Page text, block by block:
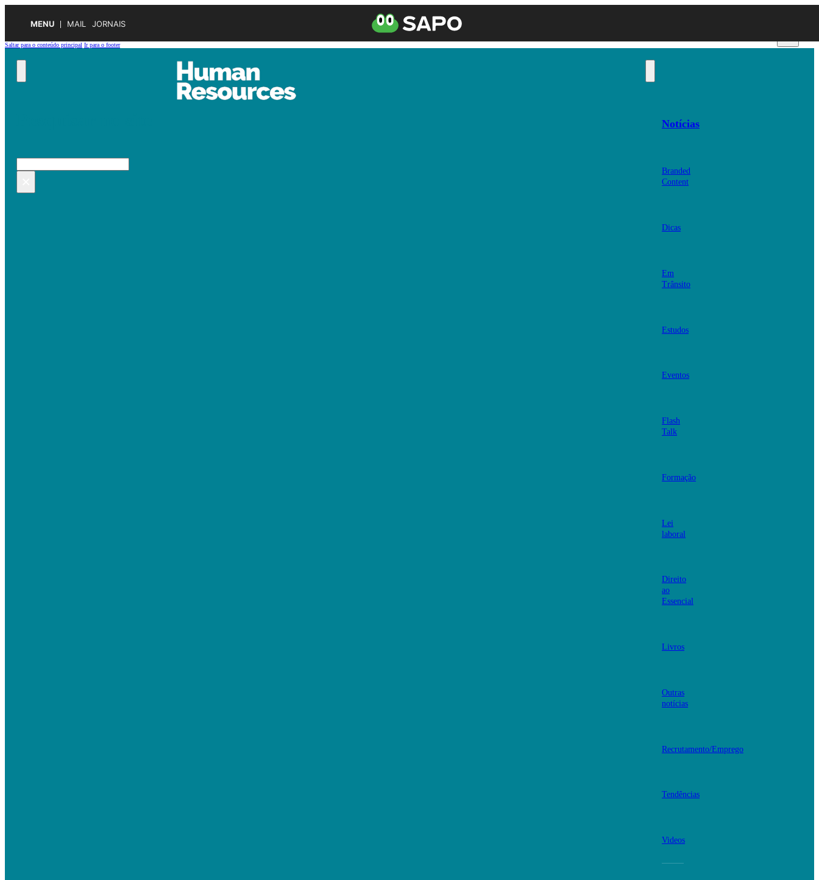
MENU MAIL JORNAIS
Saltar para o conteúdo principal Ir para o footer
Pesquisar
Notícias
Branded
Content
Dicas
Em
Trânsito
Estudos
Eventos
Flash
Talk
Formação
Lei
laboral
Direito
ao
Essencial
Livros
Outras
notícias
Recrutamento/Emprego
Tendências
Videos